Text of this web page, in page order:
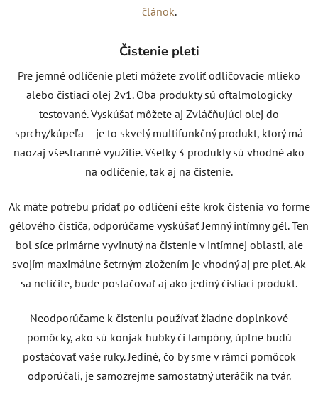
článok.
Čistenie pleti
Pre jemné odlíčenie pleti môžete zvoliť odličovacie mlieko
alebo čistiaci olej 2v1. Oba produkty sú oftalmologicky
testované. Vyskúšať môžete aj Zvláčňujúci olej do
sprchy/kúpeľa – je to skvelý multifunkčný produkt, ktorý má
naozaj všestranné využitie. Všetky 3 produkty sú vhodné ako
na odlíčenie, tak aj na čistenie.
Ak máte potrebu pridať po odlíčení ešte krok čistenia vo forme
gélového čističa, odporúčame vyskúšať Jemný intímny gél. Ten
bol síce primárne vyvinutý na čistenie v intímnej oblasti, ale
svojím maximálne šetrným zložením je vhodný aj pre pleť. Ak
sa nelíčite, bude postačovať aj ako jediný čistiaci produkt.
Neodporúčame k čisteniu používať žiadne doplnkové
pomôcky, ako sú konjak hubky či tampóny, úplne budú
postačovať vaše ruky. Jediné, čo by sme v rámci pomôcok
odporúčali, je samozrejme samostatný uteráčik na tvár.